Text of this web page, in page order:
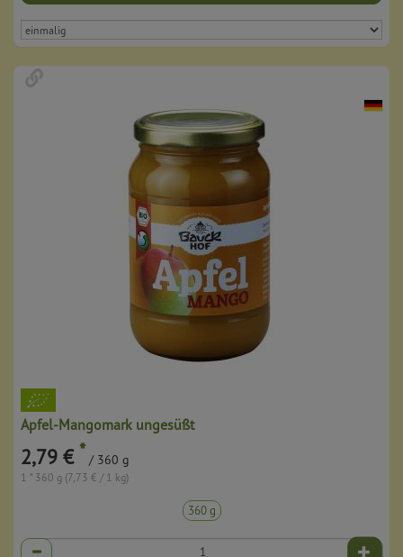
Apfel-Mangomark ungesüßt
2,79 € * / 360 g
1 * 360 g (7,73 € / 1 kg)
360 g
Anzahl